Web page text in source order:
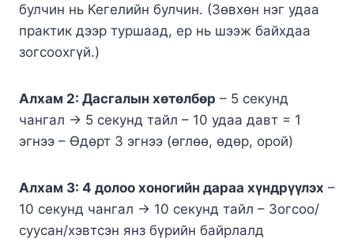
булчин нь Кегелийн булчин. (Зөвхөн нэг удаа
практик дээр туршаад, ер нь шээж байхдаа
зогсоохгүй.)
Алхам 2: Дасгалын хөтөлбөр – 5 секунд
чангал → 5 секунд тайл – 10 удаа давт = 1
эгнээ – Өдөрт 3 эгнээ (өглөө, өдөр, орой)
Алхам 3: 4 долоо хоногийн дараа хүндрүүлэх –
10 секунд чангал → 10 секунд тайл – Зогсоо/
суусан/хэвтсэн янз бүрийн байрлалд